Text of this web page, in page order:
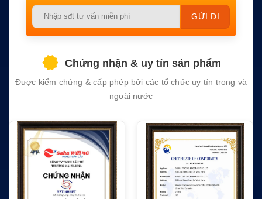
Please
empty.
Chứng nhận & uy tín sản phẩm
Được kiểm chứng & cấp phép bởi các tổ chức uy tín trong và
ngoài nước